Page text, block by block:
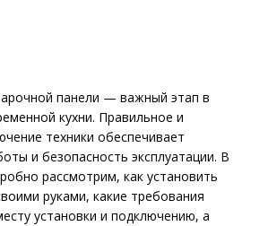
панели — важный этап в
кухни. Правильное и
техники обеспечивает
и безопасность эксплуатации. В
рассмотрим, как установить
руками, какие требования
установки и подключению, а